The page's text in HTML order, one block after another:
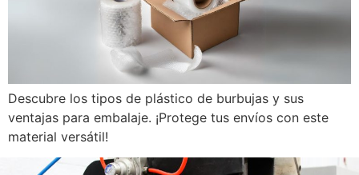
Descubre los tipos de plástico de burbujas y sus
ventajas para embalaje. ¡Protege tus envíos con este
material versátil!